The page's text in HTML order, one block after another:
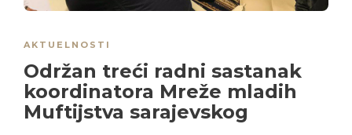
AKTUELNOSTI
Održan treći radni sastanak
koordinatora Mreže mladih
Muftijstva sarajevskog